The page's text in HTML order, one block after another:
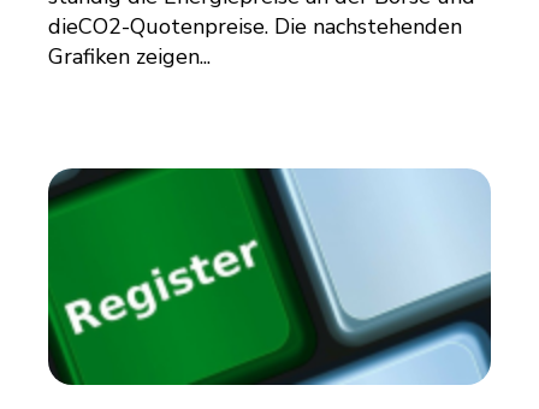
dieCO2-Quotenpreise. Die nachstehenden
Grafiken zeigen...